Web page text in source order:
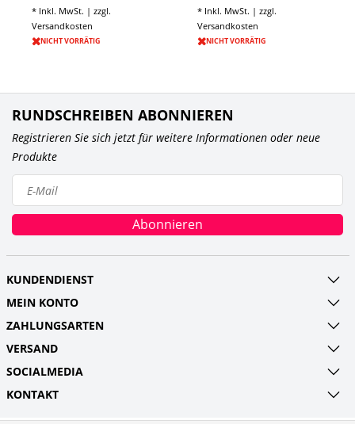
* Inkl. MwSt. | zzgl.
Versandkosten
NICHT VORRÄTIG
* Inkl. MwSt. | zzgl.
Versandkosten
NICHT VORRÄTIG
RUNDSCHREIBEN ABONNIEREN
Registrieren Sie sich jetzt für weitere Informationen oder neue
Produkte
Abonnieren
KUNDENDIENST
MEIN KONTO
ZAHLUNGSARTEN
VERSAND
SOCIALMEDIA
KONTAKT